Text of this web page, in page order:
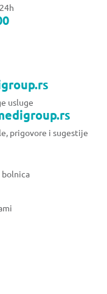
usluge
prigovore i sugestije
bolnica